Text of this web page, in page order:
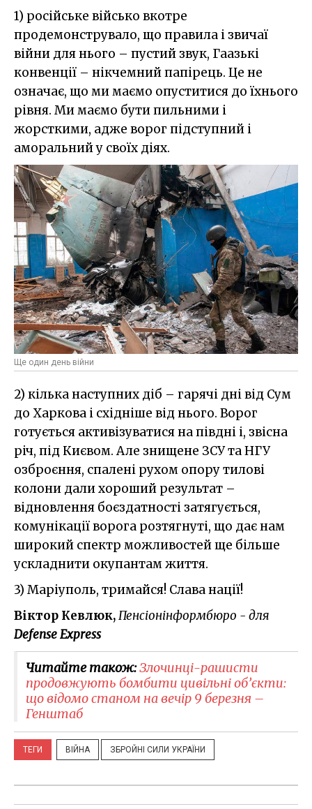
1) російське військо вкотре
продемонструвало, що правила і звичаї
війни для нього – пустий звук, Гаазькі
конвенції – нікчемний папірець. Це не
означає, що ми маємо опуститися до їхнього
рівня. Ми маємо бути пильними і
жорсткими, адже ворог підступний і
аморальний у своїх діях.
Ще один день війни
2) кілька наступних діб – гарячі дні від Сум
до Харкова і східніше від нього. Ворог
готується активізуватися на півдні і, звісна
річ, під Києвом. Але знищене ЗСУ та НГУ
озброєння, спалені рухом опору тилові
колони дали хороший результат –
відновлення боєздатності затягується,
комунікації ворога розтягнуті, що дає нам
широкий спектр можливостей ще більше
ускладнити окупантам життя.
3) Маріуполь, тримайся! Слава нації!
Віктор Кевлюк,Пенсіонінформбюро - для
Defense Express
Читайте також:Злочинці-рашисти
продовжують бомбити цивільні об’єкти:
що відомо станом на вечір 9 березня –
Генштаб
ТЕГИ ВІЙНА ЗБРОЙНІ СИЛИ УКРАЇНИ